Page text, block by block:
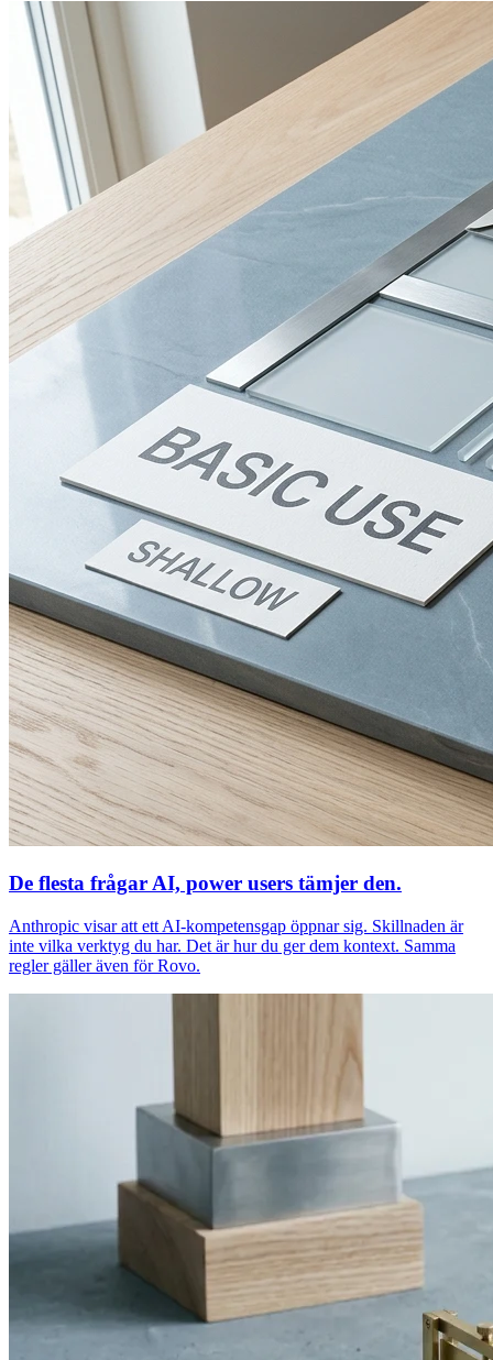
De flesta frågar AI, power users tämjer den.
Anthropic visar att ett AI-kompetensgap öppnar sig. Skillnaden är
inte vilka verktyg du har. Det är hur du ger dem kontext. Samma
regler gäller även för Rovo.